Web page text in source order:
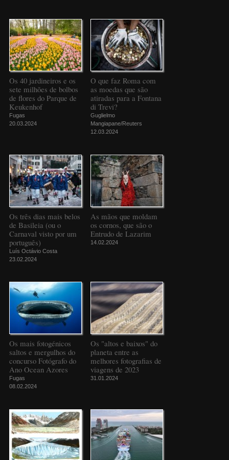
Os 40 jardineiros e os
sete milhões de bolbos
de flores do Parque de
Keukenhof
Fugas
20.03.2024
O que faz Roma com
as moedas que são
atiradas para a Fontana
di Trevi?
Guglielmo
Mangiapane/Reuters
12.03.2024
Os três dias mais belos
de Basileia (ou o
Carnaval visto por um
português)
Luís Octávio Costa
23.02.2024
As mãos que moldam
os cornos, que são o
Entrudo de Lazarim
14.02.2024
Os mais fotogénicos
saltos e mergulhos do
concurso Fotógrafo do
Ano Ocean Azores
Fugas
08.02.2024
Os "altos e baixos" do
planeta entre as
melhores fotografias de
viagens de 2023
31.01.2024